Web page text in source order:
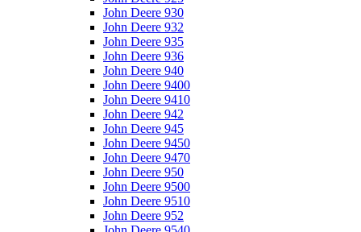
John Deere 930
John Deere 932
John Deere 935
John Deere 936
John Deere 940
John Deere 9400
John Deere 9410
John Deere 942
John Deere 945
John Deere 9450
John Deere 9470
John Deere 950
John Deere 9500
John Deere 9510
John Deere 952